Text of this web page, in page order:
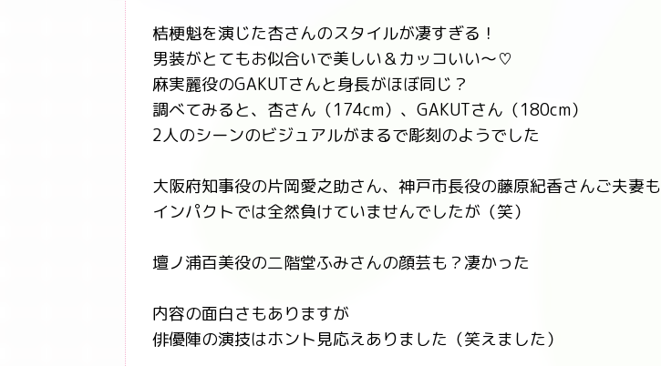
桔梗魁を演じた杏さんのスタイルが凄すぎる！
男装がとてもお似合いで美しい＆カッコいい～♡
麻実麗役のGAKUTさんと身長がほぼ同じ？
調べてみると、杏さん（174cm）、GAKUTさん（180cm）
2人のシーンのビジュアルがまるで彫刻のようでした
大阪府知事役の片岡愛之助さん、神戸市長役の藤原紀香さんご夫妻も
インパクトでは全然負けていませんでしたが（笑）
壇ノ浦百美役の二階堂ふみさんの顔芸も？凄かった
内容の面白さもありますが
俳優陣の演技はホント見応えありました（笑えました）